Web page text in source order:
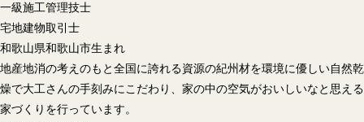
一級施工管理技士
宅地建物取引士
和歌山県和歌山市生まれ
地産地消の考えのもと全国に誇れる資源の紀州材を環境に優しい自然乾
燥で大工さんの手刻みにこだわり、家の中の空気がおいしいなと思える
家づくりを行っています。